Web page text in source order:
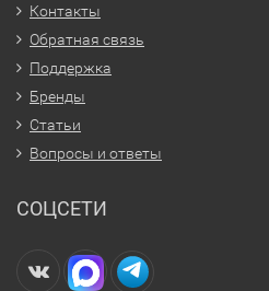
Контакты
Обратная связь
Поддержка
Бренды
Статьи
Вопросы и ответы
СОЦСЕТИ